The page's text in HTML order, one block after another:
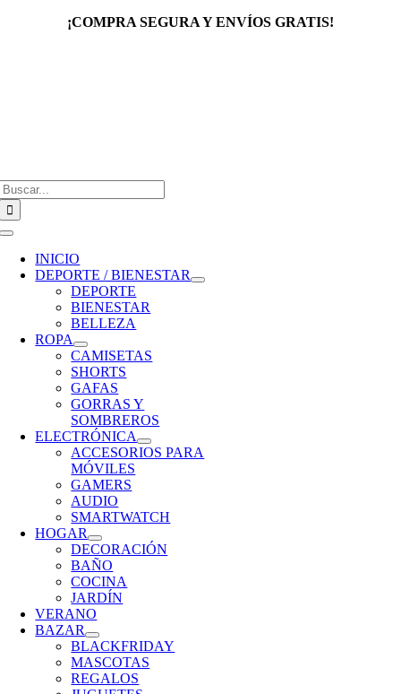
¡COMPRA SEGURA Y ENVÍOS GRATIS!
Toggle
Navigation
INICIO
DEPORTE / BIENESTAR
DEPORTE
BIENESTAR
BELLEZA
ROPA
CAMISETAS
SHORTS
GAFAS
GORRAS Y
SOMBREROS
ELECTRÓNICA
ACCESORIOS PARA
MÓVILES
GAMERS
AUDIO
SMARTWATCH
HOGAR
DECORACIÓN
BAÑO
COCINA
JARDÍN
VERANO
BAZAR
BLACKFRIDAY
MASCOTAS
REGALOS